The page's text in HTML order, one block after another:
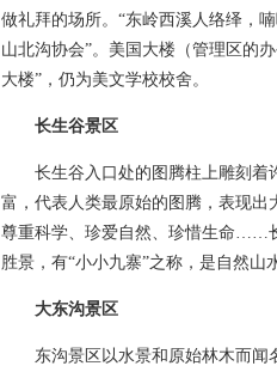
做礼拜的场所。“东岭西溪人络绎，
山北沟协会”。美国大楼（管理区的
大楼”，仍为美文学校校舍。
长生谷景区
长生谷入口处的图腾柱上雕刻着
富，代表人类最原始的图腾，表现出
尊重科学、珍爱自然、珍惜生命……
胜景，有“小小九寨”之称，是自然山
大东沟景区
东沟景区以水景和原始林木而闻名